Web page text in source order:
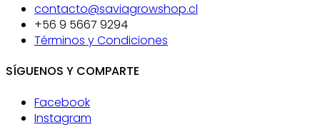
contacto@saviagrowshop.cl
+56 9 5667 9294
Términos y Condiciones
SÍGUENOS Y COMPARTE
Facebook
Instagram